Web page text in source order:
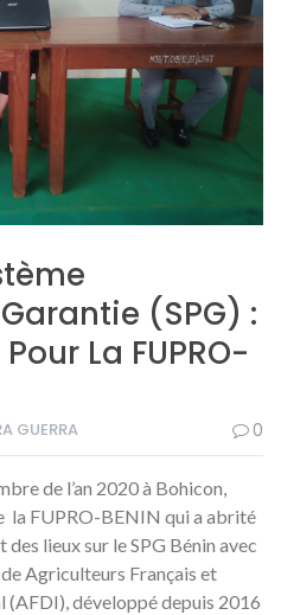
(SPG) :
La FUPRO-
GUERRA 0
de l’an 2020 à Bohicon,
la FUPRO-BENIN qui a abrité
lieux sur le SPG Bénin avec
Agriculteurs Français et
développé depuis 2016